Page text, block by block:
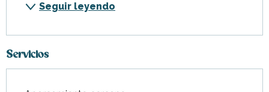
Seguir leyendo
Servicios